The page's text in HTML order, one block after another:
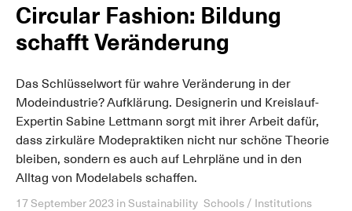
Circular Fashion: Bildung
schafft Veränderung
Das Schlüsselwort für wahre Veränderung in der
Modeindustrie? Aufklärung. Designerin und Kreislauf-
Expertin Sabine Lettmann sorgt mit ihrer Arbeit dafür,
dass zirkuläre Modepraktiken nicht nur schöne Theorie
bleiben, sondern es auch auf Lehrpläne und in den
Alltag von Modelabels schaffen.
17 September 2023 in Sustainability Schools / Institutions